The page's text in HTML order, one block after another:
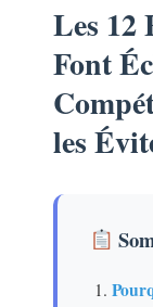
Les 12
Font
les